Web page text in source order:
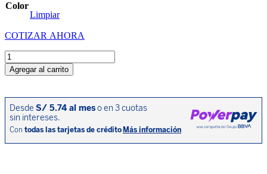
S/91.64.
Color
Limpiar
COTIZAR AHORA
Gorro
Team
Curvo
cantidad
Agregar al carrito